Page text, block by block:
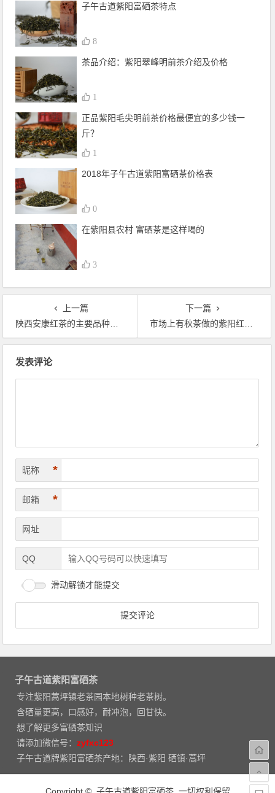
子午古道紫阳富硒茶特点
8
茶品介绍：紫阳翠峰明前茶介绍及价格
1
正品紫阳毛尖明前茶价格最便宜的多少钱一
斤？
1
2018年子午古道紫阳富硒茶价格表
0
在紫阳县农村 富硒茶是这样喝的
3
上一篇
陕西安康红茶的主要品种有哪些？
下一篇
市场上有秋茶做的紫阳红茶吗？
发表评论
昵称 *
邮箱 *
网址
QQ
滑动解锁才能提交
子午古道紫阳富硒茶
专注紫阳蒿坪镇老茶园本地树种老茶树。
含硒量更高，口感好，耐冲泡，回甘快。
想了解更多富硒茶知识
请添加微信号：zyfxc123
子午古道牌紫阳富硒茶产地：陕西·紫阳 硒镇·蒿坪